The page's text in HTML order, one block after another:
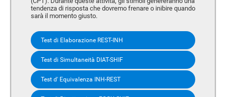
tendenza di risposta che dovremo frenare o inibire quando
sarà il momento giusto.
Test di Elaborazione REST-INH
Test di Simultaneità DIAT-SHIF
Test d' Equivalenza INH-REST